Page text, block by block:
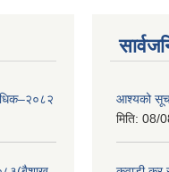
आश्यको
मिति: 08/